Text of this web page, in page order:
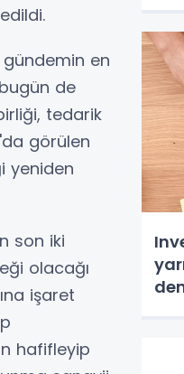
gündemin en
de
tedarik
görülen
yeniden
son iki
olacağı
işaret
hafifleyip